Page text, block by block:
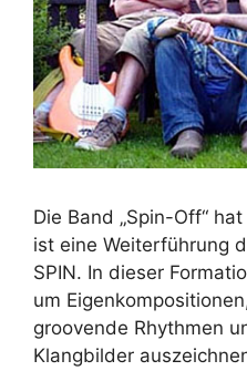
Die Band „Spin-Off“
ist eine Weiterführung
SPIN. In dieser
um
groovende Rhythmen
Klangbilder